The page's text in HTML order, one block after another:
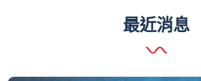
最近消息